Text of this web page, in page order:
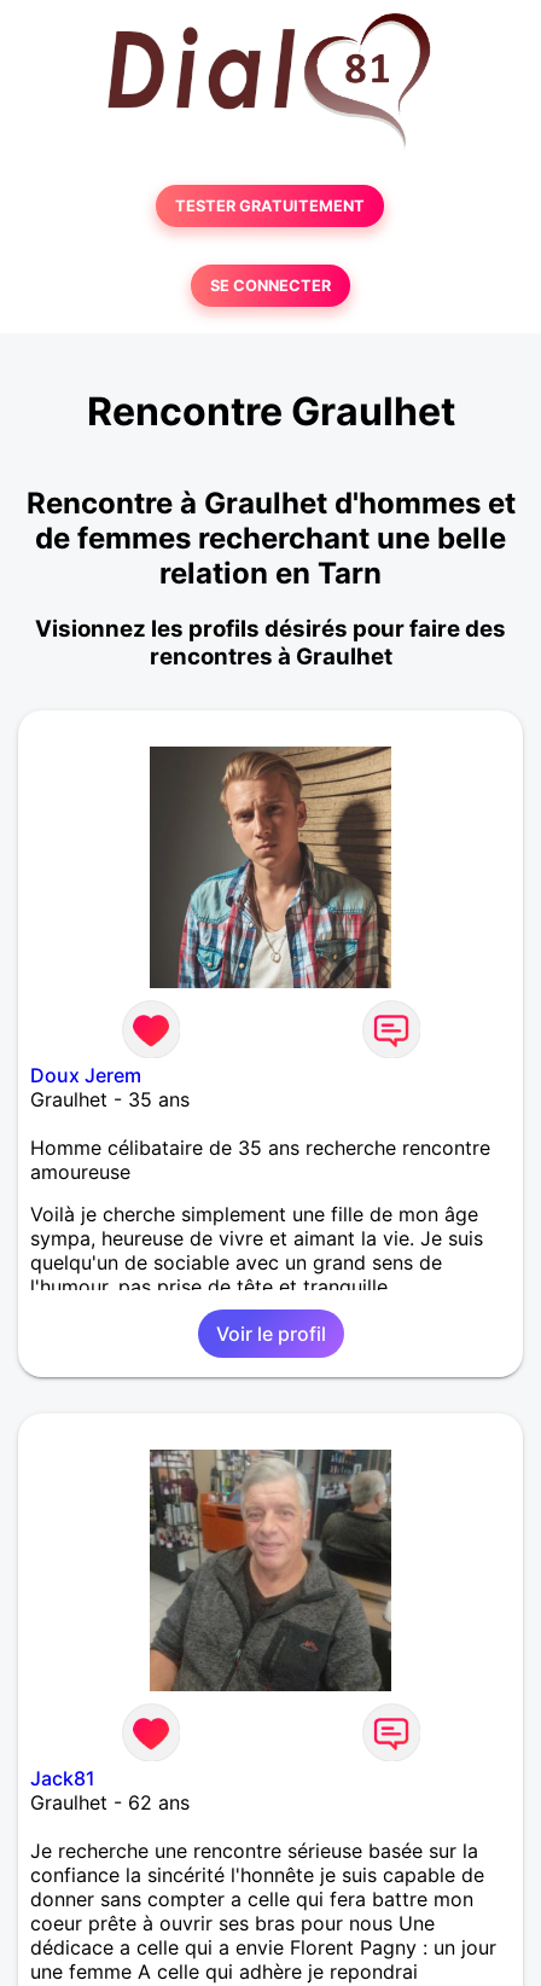
TESTER GRATUITEMENT
SE CONNECTER
Rencontre Graulhet
Rencontre à Graulhet d'hommes et
de femmes recherchant une belle
relation en Tarn
Visionnez les profils désirés pour faire des
rencontres à Graulhet
Doux Jerem
Graulhet - 35 ans
Homme célibataire de 35 ans recherche rencontre
amoureuse
Voilà je cherche simplement une fille de mon âge
sympa, heureuse de vivre et aimant la vie. Je suis
quelqu'un de sociable avec un grand sens de
l'humour, pas prise de tête et tranquille.
Voir le profil
Jack81
Graulhet - 62 ans
Je recherche une rencontre sérieuse basée sur la
confiance la sincérité l'honnête je suis capable de
donner sans compter a celle qui fera battre mon
coeur prête à ouvrir ses bras pour nous Une
dédicace a celle qui a envie Florent Pagny : un jour
une femme A celle qui adhère je repondrai